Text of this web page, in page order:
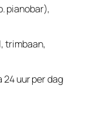
pianobar),
trimbaan,
24 uur per dag